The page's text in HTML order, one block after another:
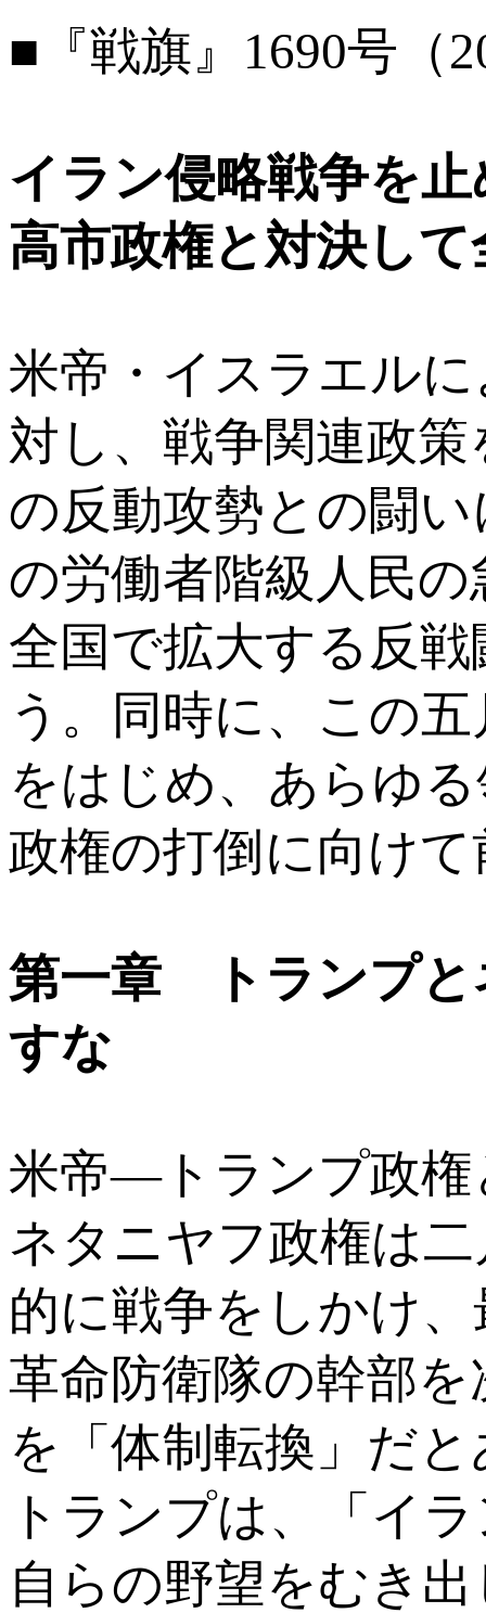
■『戦旗』1690号（
イラン侵略戦争を
高市政権と対決し
米帝・イスラエル
対し、戦争関連政
の反動攻勢との闘
の労働者階級人民
全国で拡大する反
う。同時に、この
をはじめ、あらゆ
政権の打倒に向け
第一章 トランプと
すな
米帝―トランプ政権
ネタニヤフ政権は
的に戦争をしかけ
革命防衛隊の幹部
を「体制転換」だ
トランプは、「イ
自らの野望をむき